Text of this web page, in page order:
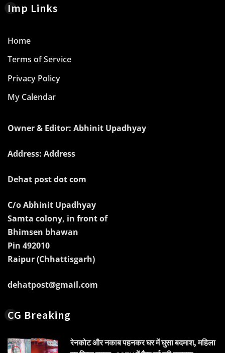
Imp Links
Home
Terms of Service
Privacy Policy
My Calendar
Owner & Editor: Abhinit Upadhyay
Address: Address
Dehat post dot com
C/o Abhinit Upadhyay
Samta colony, in front of
Bhimsen bhawan
Pin 492010
Raipur (Chhattisgarh)
dehatpost@gmail.com
CG Breaking
रेनकोट और नकाब पहनकर घर में घुसा बदमाश, महिला